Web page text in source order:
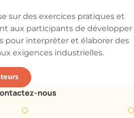
sur des exercices pratiques et
aux participants de développer
pour interpréter et élaborer des
exigences industrielles.
nous